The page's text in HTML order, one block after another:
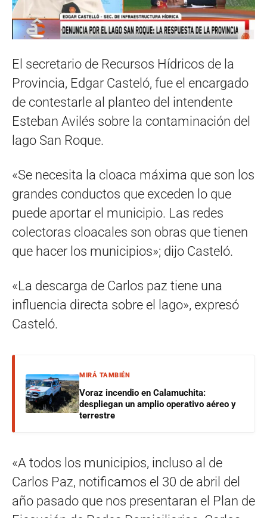
El secretario de Recursos Hídricos de la
Provincia, Edgar Casteló, fue el encargado
de contestarle al planteo del intendente
Esteban Avilés sobre la contaminación del
lago San Roque.
«Se necesita la cloaca máxima que son los
grandes conductos que exceden lo que
puede aportar el municipio. Las redes
colectoras cloacales son obras que tienen
que hacer los municipios»; dijo Casteló.
«La descarga de Carlos paz tiene una
influencia directa sobre el lago», expresó
Casteló.
MIRÁ TAMBIÉN
Voraz incendio en Calamuchita:
despliegan un amplio operativo aéreo y
terrestre
«A todos los municipios, incluso al de
Carlos Paz, notificamos el 30 de abril del
año pasado que nos presentaran el Plan de